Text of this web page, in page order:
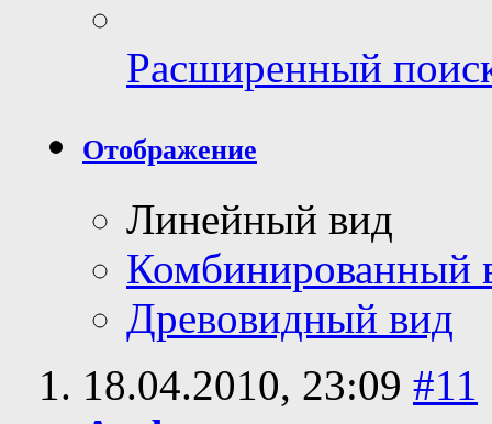
Расширенный
Отображение
Линейный вид
Комбинированный
Древовидный вид
18.04.2010, 23:09 #11